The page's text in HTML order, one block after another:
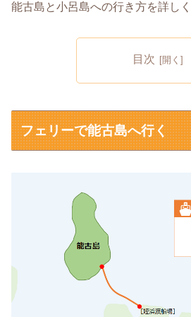
能古島と小呂島への行き方を詳し
目次
フェリーで能古島へ行く